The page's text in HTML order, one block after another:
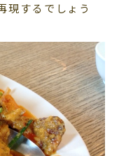
現するでしょう